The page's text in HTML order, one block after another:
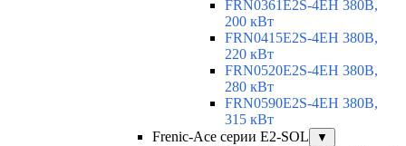
FRN0361E2S-4EH 380В,
200 кВт
FRN0415E2S-4EH 380В,
220 кВт
FRN0520E2S-4EH 380В,
280 кВт
FRN0590E2S-4EH 380В,
315 кВт
Frenic-Ace серии E2-SOL
▼